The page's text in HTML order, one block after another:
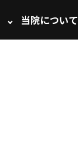
当院について